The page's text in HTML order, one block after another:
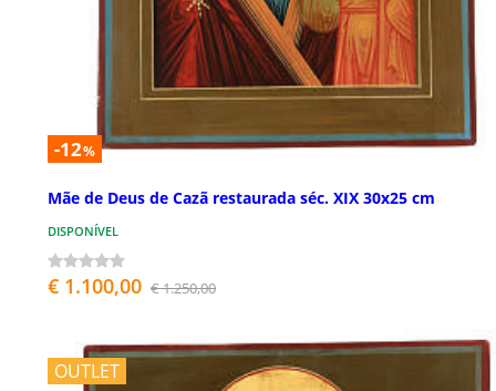
-12%
Mãe de Deus de Cazã restaurada séc. XIX 30x25 cm
DISPONÍVEL
€ 1.100,00 € 1.250,00
OUTLET